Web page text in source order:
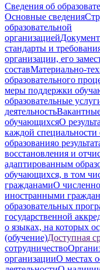
Сведения об
Основные сведения
образовательной
организацией
стандарты и
организации, его
составМатериально-
образовательного
меры поддержки
образовательные
деятельность
обучающихсяО
каждой специальности
образованияо
восстановления и
адаптированным
обучающихся, в том
гражданамиО
иностранными
образовательных
государственной
о языках, на которых
(обучение)Доступная
сотрудничество
организацииО местах